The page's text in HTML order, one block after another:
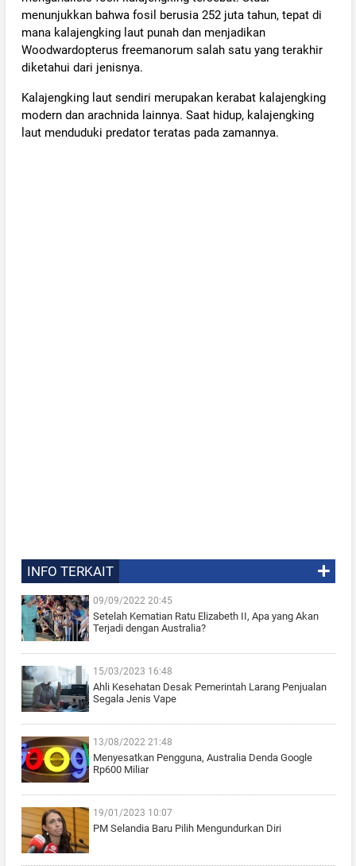
menunjukkan bahwa fosil berusia 252 juta tahun, tepat di
mana kalajengking laut punah dan menjadikan
Woodwardopterus freemanorum salah satu yang terakhir
diketahui dari jenisnya.
Kalajengking laut sendiri merupakan kerabat kalajengking
modern dan arachnida lainnya. Saat hidup, kalajengking
laut menduduki predator teratas pada zamannya.
INFO TERKAIT
09/09/2022 20:45
Setelah Kematian Ratu Elizabeth II, Apa yang Akan
Terjadi dengan Australia?
15/03/2023 16:48
Ahli Kesehatan Desak Pemerintah Larang Penjualan
Segala Jenis Vape
13/08/2022 21:48
Menyesatkan Pengguna, Australia Denda Google
Rp600 Miliar
19/01/2023 10:07
PM Selandia Baru Pilih Mengundurkan Diri